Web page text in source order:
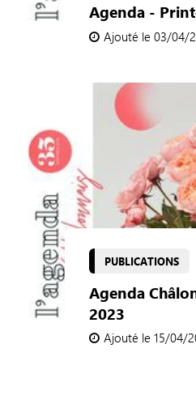
Agenda -
Ajouté le 03/04/
PUBLICATIONS
Agenda
2023
Ajouté le 15/04/